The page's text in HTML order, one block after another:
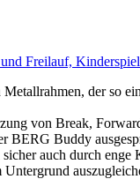
Freilauf,
der so
von Break,
BERG Buddy
auch durch